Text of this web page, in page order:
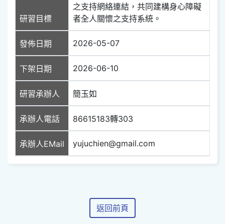
研習目標
之支持網絡連結，共同建構身心障礙
者全人關懷之支持系統。
發佈日期 2026-05-07
下架日期 2026-06-10
研習承辦人 簡玉如
承辦人電話 86615183轉303
承辦人EMail yujuchien@gmail.com
返回前頁